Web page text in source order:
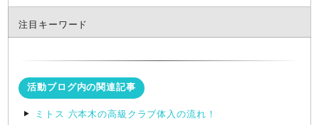
注目キーワード
活動ブログ内の関連記事
ミトス 六本木の高級クラブ体入の流れ！